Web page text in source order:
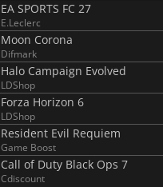
EA SPORTS FC 27
E.Leclerc
Moon Corona
Difmark
Halo Campaign Evolved
LDShop
Forza Horizon 6
LDShop
Resident Evil Requiem
Game Boost
Call of Duty Black Ops 7
Cdiscount